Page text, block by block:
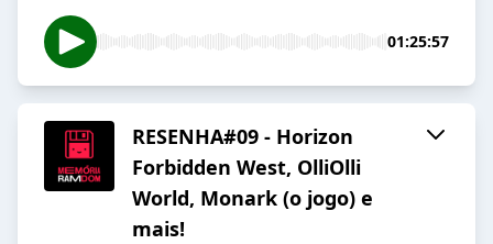
01:25:57
RESENHA#09 - Horizon
Forbidden West, OlliOlli
World, Monark (o jogo) e
mais!